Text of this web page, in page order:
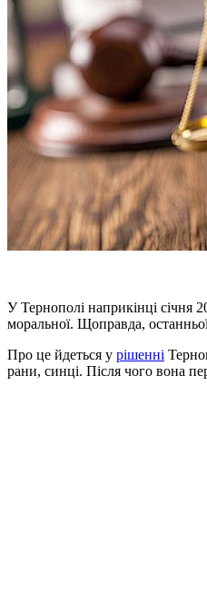
У Тернополі наприкінці січня
моральної. Щоправда,
Про це йдеться у рішенні
рани, синці. Після чого вона